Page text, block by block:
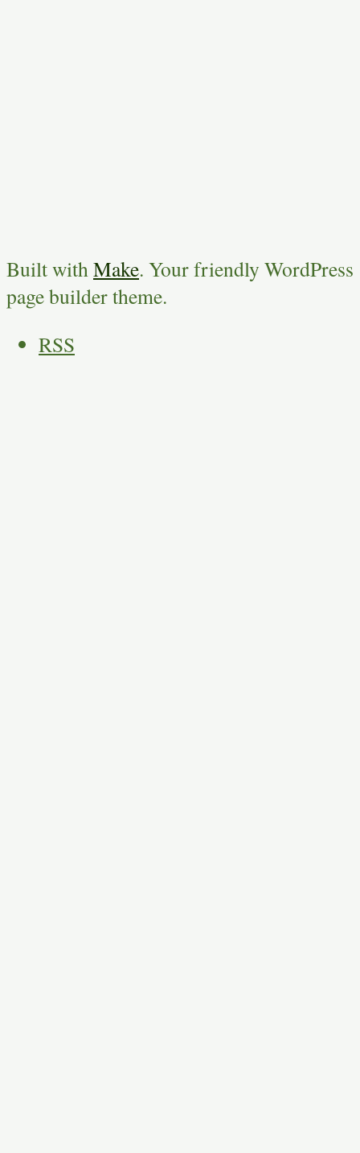
Built withMake. Your friendly WordPress
page builder theme.
RSS